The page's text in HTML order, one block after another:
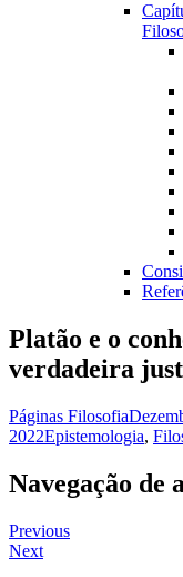
Platão e o
verdadeira
Páginas Filosofia
2022Epistemologia,
Navegação de
Previous
Next